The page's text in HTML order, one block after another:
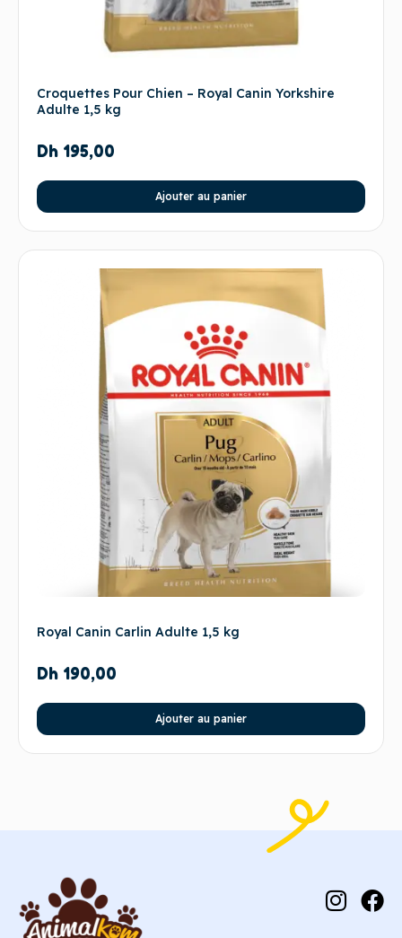
Croquettes Pour Chien – Royal Canin Yorkshire
Adulte 1,5 kg
Dh 195,00
Ajouter au panier
Royal Canin Carlin Adulte 1,5 kg
Dh 190,00
Ajouter au panier